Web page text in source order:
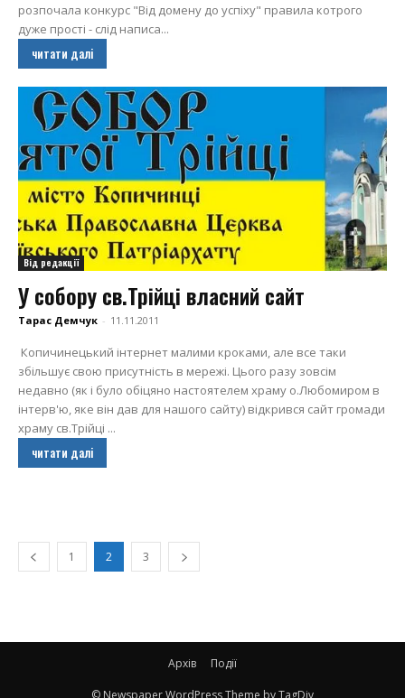
розпочала конкурс "Від домену до успіху" правила котрого
дуже прості - слід написа...
читати далі
Від редакції
У собору св.Трійці власний сайт
Тарас Демчук - 11.11.2011
Копичинецький інтернет малими кроками, але все таки
збільшує свою присутність в мережі. Цього разу зовсім
недавно (як і було обіцяно настоятелем храму о.Любомиром в
інтерв'ю, яке він дав для нашого сайту) відкрився сайт громади
храму св.Трійці ...
читати далі
1 2 3
Архів Події
© Newspaper WordPress Theme by TagDiv